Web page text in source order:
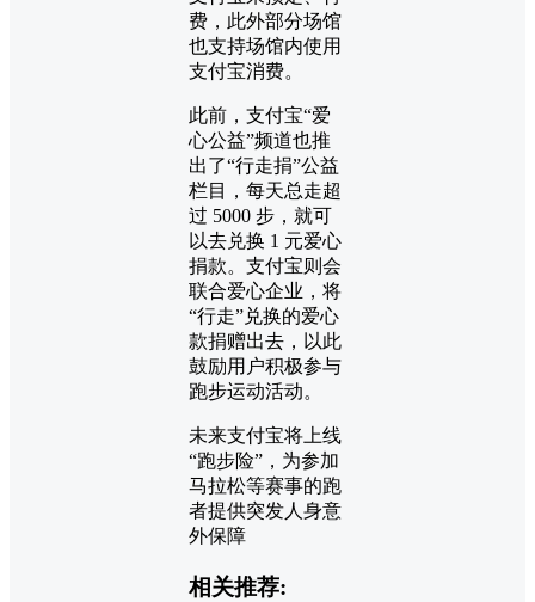
费，此外部分场馆
也支持场馆内使用
支付宝消费。
此前，支付宝“爱
心公益”频道也推
出了“行走捐”公益
栏目，每天总走超
过 5000 步，就可
以去兑换 1 元爱心
捐款。支付宝则会
联合爱心企业，将
“行走”兑换的爱心
款捐赠出去，以此
鼓励用户积极参与
跑步运动活动。
未来支付宝将上线
“跑步险”，为参加
马拉松等赛事的跑
者提供突发人身意
外保障
相关推荐: